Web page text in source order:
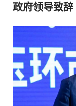
政府领导致辞